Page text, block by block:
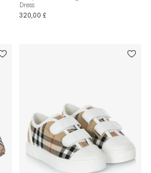
Dress
320,00 £